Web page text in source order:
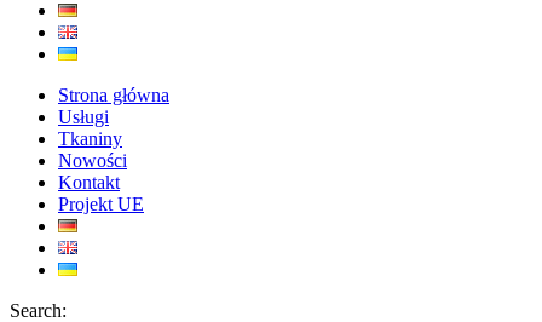
Strona główna
Usługi
Tkaniny
Nowości
Kontakt
Projekt UE
Search: